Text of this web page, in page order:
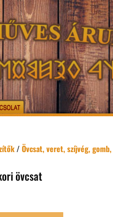
/Övcsat, veret, szíjvég, gomb,
övcsat